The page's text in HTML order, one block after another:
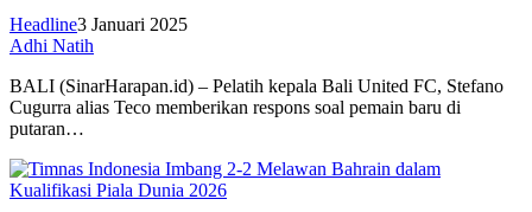
Headline3 Januari 2025
Adhi Natih
BALI (SinarHarapan.id) – Pelatih kepala Bali United FC, Stefano
Cugurra alias Teco memberikan respons soal pemain baru di
putaran…